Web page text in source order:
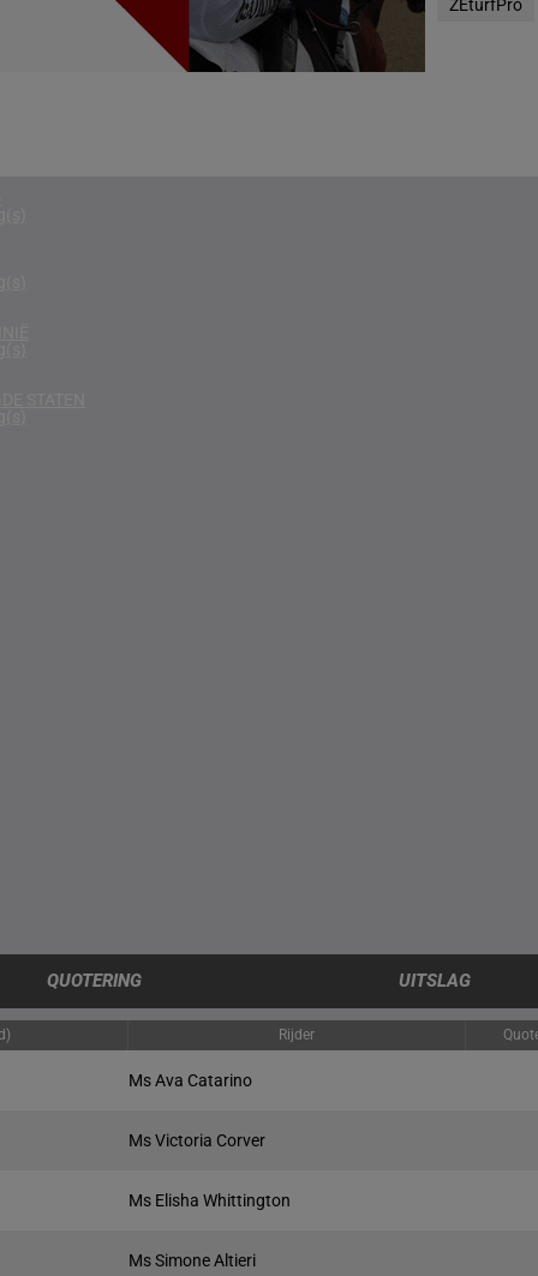
KONINKRIJK
STATEN
ZEturfPro
QUOTERING UITSLAG
Rijder
Ms Ava Catarino
Ms Victoria Corver
Ms Elisha Whittington
Ms Simone Altieri